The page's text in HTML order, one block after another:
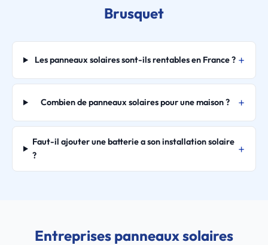
Brusquet
Les panneaux solaires sont-ils rentables en France ?
Combien de panneaux solaires pour une maison ?
Faut-il ajouter une batterie a son installation solaire
?
Entreprises panneaux solaires